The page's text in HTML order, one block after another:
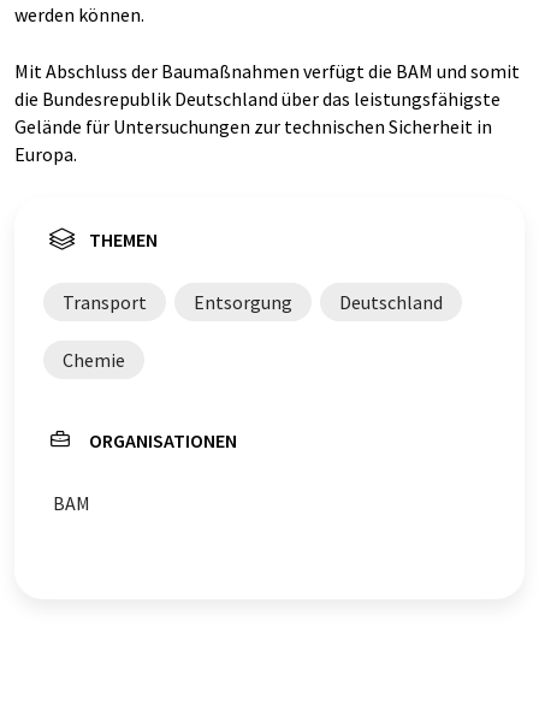
werden können.
Mit Abschluss der Baumaßnahmen verfügt die BAM und somit
die Bundesrepublik Deutschland über das leistungsfähigste
Gelände für Untersuchungen zur technischen Sicherheit in
Europa.
THEMEN
Transport Entsorgung Deutschland
Chemie
ORGANISATIONEN
BAM